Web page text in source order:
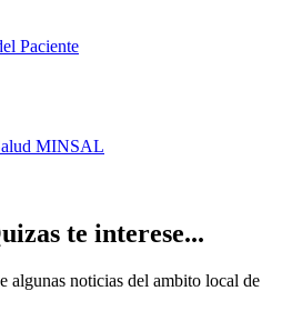
Paciente
MINSAL
te interese...
algunas noticias del ambito local de